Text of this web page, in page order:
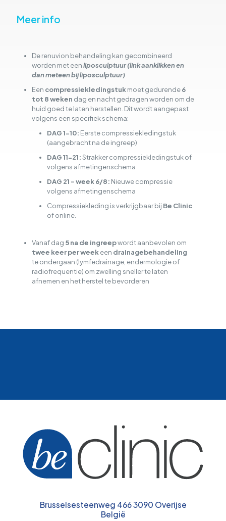
Meer info
De renuvion behandeling kan gecombineerd
worden met eenliposculptuur (link aanklikken en
dan meteen bij liposculptuur)
Een compressiekledingstukmoet gedurende6
tot 8 weken dag en nacht gedragen worden om de
huid goed te laten herstellen. Dit wordt aangepast
volgens een specifiek schema:
DAG 1-10: Eerste compressiekledingstuk
(aangebracht na de ingreep)
DAG 11-21:Strakker compressiekledingstuk of
volgens afmetingenschema
DAG 21 - week 6/8: Nieuwe compressie
volgens afmetingenschema
Compressiekleding is verkrijgbaar bij Be Clinic
of online.
Vanaf dag 5 na de ingreepwordt aanbevolen om
twee keer per weekeen drainagebehandeling
te ondergaan (lymfedrainage, endermologie of
radiofrequentie) om zwelling sneller te laten
afnemen en het herstel te bevorderen
Brusselsesteenweg 466 3090 Overijse
België